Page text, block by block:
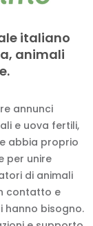
italiano
animali
annunci
e uova fertili,
abbia proprio
per unire
di animali
contatto e
hanno bisogno.